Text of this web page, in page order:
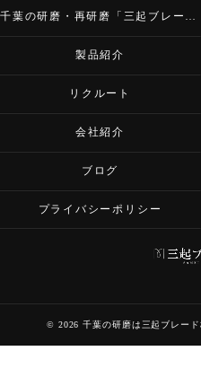
千葉の研磨・再研磨「三起ブレード株式会社」の内容について
製品紹介
リクルート
会社紹介
ブログ
プライバシーポリシー
© 2026 千葉の研磨は三起ブレー